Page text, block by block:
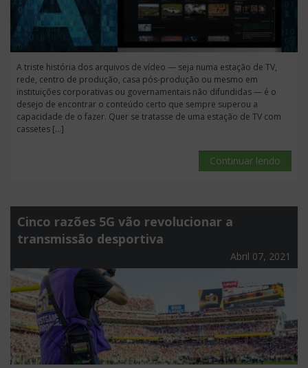
A triste história dos arquivos de vídeo — seja numa estação de TV,
rede, centro de produção, casa pós-produção ou mesmo em
instituições corporativas ou governamentais não difundidas — é o
desejo de encontrar o conteúdo certo que sempre superou a
capacidade de o fazer. Quer se tratasse de uma estação de TV com
cassetes […]
Continuar lendo
Cinco razões 5G vão revolucionar a
transmissão desportiva
Abril 07, 2021